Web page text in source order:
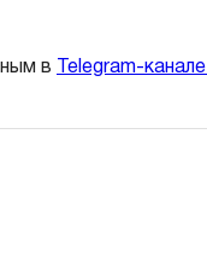
в Telegram-канале